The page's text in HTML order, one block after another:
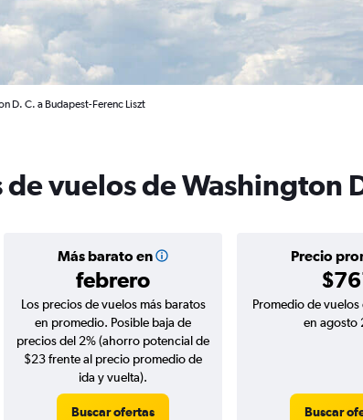
D. C. a Budapest-Ferenc Liszt
vuelos de Washington
Más barato en
febrero
Precio
Los precios de vuelos más baratos
en promedio. Posible baja de
precios del 2% (ahorro potencial de
$23 frente al precio promedio de
ida y vuelta).
Buscar ofertas
Promedio de vuelos
en agosto
Buscar